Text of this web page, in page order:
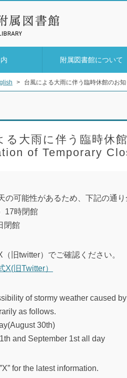
附属図書館について
> 台風による大雨に伴う臨時休館のお
る大雨に伴う臨時休
of Temporary
の可能性があるため、下記の通り
17時閉館
閉館
旧twitter）でご確認ください。
X(旧Twitter）
of stormy weather caused
as follows.
30th)
and September 1st all day
for the latest information.